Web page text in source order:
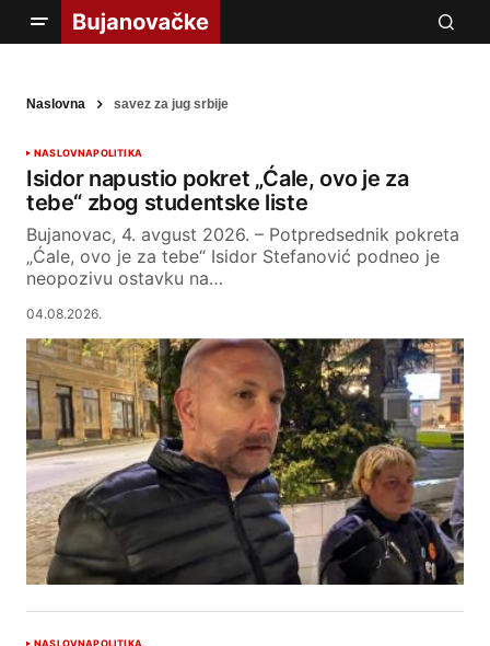
Naslovna savez za jug srbije
NASLOVNAPOLITIKA
Isidor napustio pokret „Ćale, ovo je za
tebe“ zbog studentske liste
Bujanovac, 4. avgust 2026. – Potpredsednik pokreta
„Ćale, ovo je za tebe“ Isidor Stefanović podneo je
neopozivu ostavku na…
04.08.2026.